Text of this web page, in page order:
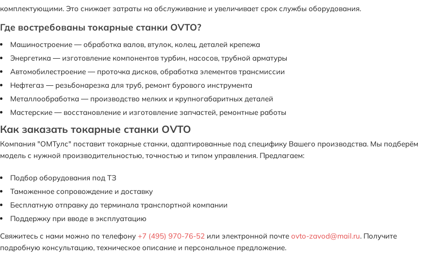
комплектующими. Это снижает затраты на обслуживание и увеличивает срок службы оборудования.
Где востребованы токарные станки OVTO?
Машиностроение — обработка валов, втулок, колец, деталей крепежа
Энергетика — изготовление компонентов турбин, насосов, трубной арматуры
Автомобилестроение — проточка дисков, обработка элементов трансмиссии
Нефтегаз — резьбонарезка для труб, ремонт бурового инструмента
Металлообработка — производство мелких и крупногабаритных деталей
Мастерские — восстановление и изготовление запчастей, ремонтные работы
Как заказать токарные станки OVTO
Компания "ОМТулс" поставит токарные станки, адаптированные под специфику Вашего производства. Мы подберём
модель с нужной производительностью, точностью и типом управления. Предлагаем:
Подбор оборудования под ТЗ
Таможенное сопровождение и доставку
Бесплатную отправку до терминала транспортной компании
Поддержку при вводе в эксплуатацию
Свяжитесь с нами можно по телефону +7 (495) 970-76-52 или электронной почте ovto-zavod@mail.ru. Получите
подробную консультацию, техническое описание и персональное предложение.